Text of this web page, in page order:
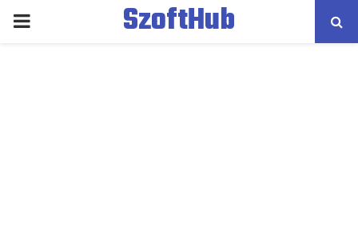
PRIMARY
SzoftHub